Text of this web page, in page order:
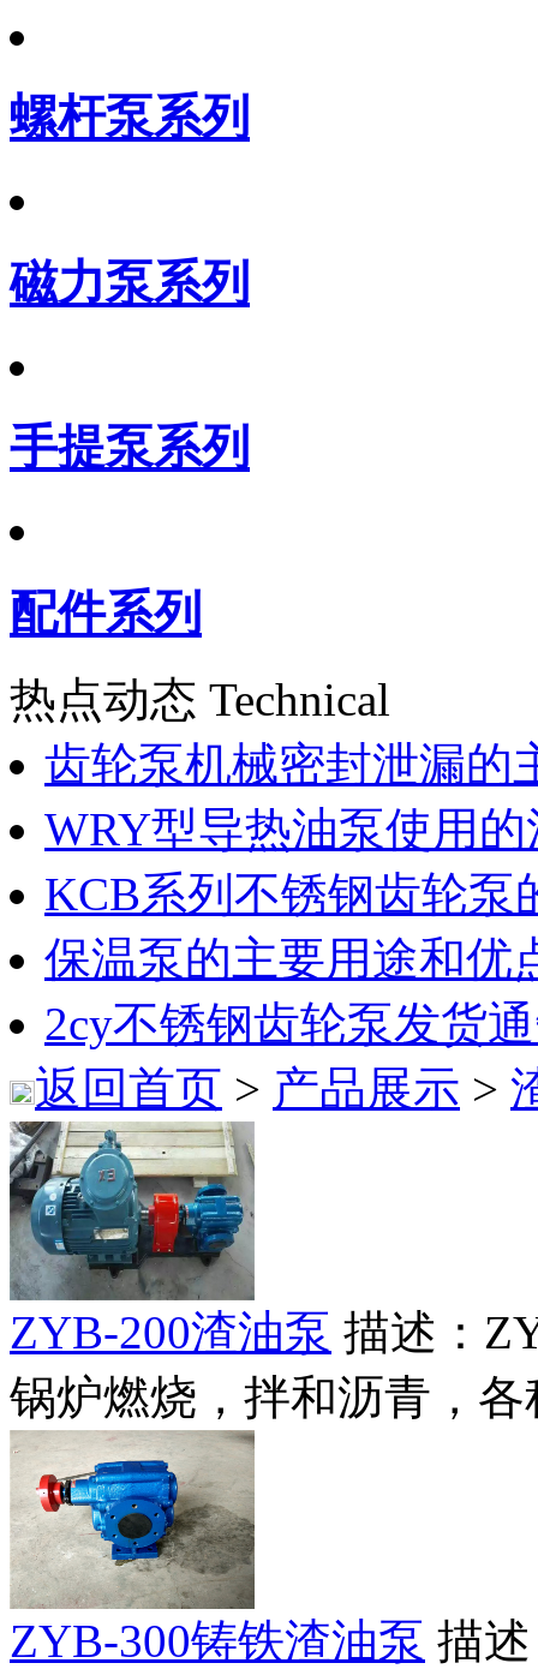
螺杆泵系列
磁力泵系列
手提泵系列
配件系列
热点动态 Technical
齿轮泵机械密封泄漏的
WRY型导热油泵使用
KCB系列不锈钢齿轮泵
保温泵的主要用途和优
2cy不锈钢齿轮泵发货
返回首页 > 产品展示 >
ZYB-200渣油泵 描述：
锅炉燃烧，拌和沥青，各
ZYB-300铸铁渣油泵 描